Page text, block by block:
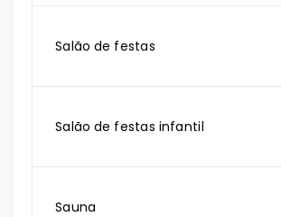
Salão de festas
Salão de festas infantil
Sauna